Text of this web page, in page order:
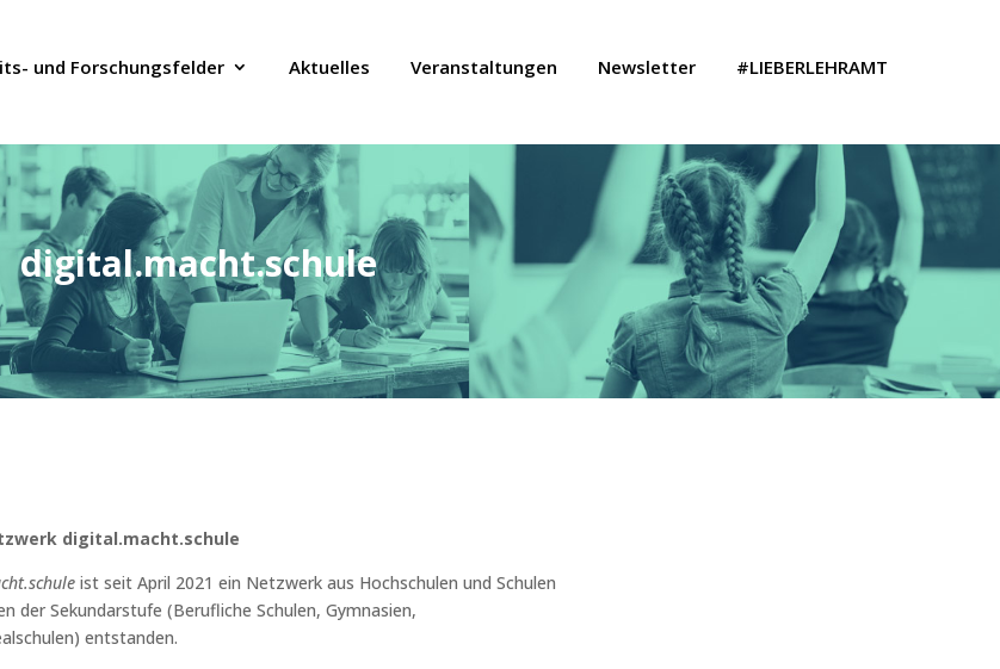
und Forschungsfelder Aktuelles Veranstaltungen Newsletter #LIEBERLEHRAMT
digital.macht.schule
digital.macht.schule
ist seit April 2021 ein Netzwerk aus Hochschulen und Schulen
der Sekundarstufe (Berufliche Schulen, Gymnasien,
entstanden.